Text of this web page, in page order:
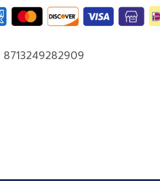
8713249282909